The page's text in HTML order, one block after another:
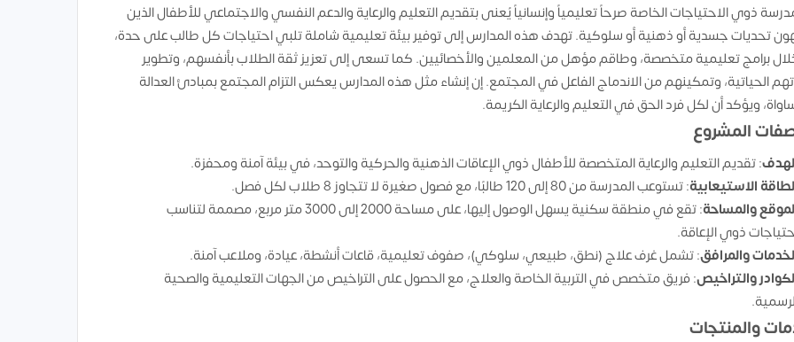
ذوي الاحتياجات الخاصة صرحاً تعليمياً وإنسانياً يُعنى بتقديم التعليم والرعاية والدعم النفسي والاجتماعي للأطفال الذين
تحديات جسدية أو ذهنية أو سلوكية. تهدف هذه المدارس إلى توفير بيئة تعليمية شاملة تلبي احتياجات كل طالب على حدة،
برامج تعليمية متخصصة، وطاقم مؤهل من المعلمين والأخصائيين. كما تسعى إلى تعزيز ثقة الطلاب بأنفسهم، وتطوير
الحياتية، وتمكينهم من الاندماج الفاعل في المجتمع. إن إنشاء مثل هذه المدارس يعكس التزام المجتمع بمبادئ العدالة
ويؤكد أن لكل فرد الحق في التعليم والرعاية الكريمة.
المشروع
: تقديم التعليم والرعاية المتخصصة للأطفال ذوي الإعاقات الذهنية والحركية والتوحد، في بيئة آمنة ومحفزة.
الاستيعابية: تستوعب المدرسة من 80 إلى 120 طالبًا، مع فصول صغيرة لا تتجاوز 8 طلاب لكل فصل.
والمساحة
: تقع في منطقة سكنية يسهل الوصول إليها، على مساحة 2000 إلى 3000 متر مربع، مصممة لتناسب
ذوي الإعاقة.
والمرافق: تشمل غرف علاج (نطق، طبيعي، سلوكي)، صفوف تعليمية، قاعات أنشطة، عيادة، وملاعب آمنة.
والتراخيص: فريق متخصص في التربية الخاصة والعلاج، مع الحصول على التراخيص من الجهات التعليمية والصحية
والمنتجات